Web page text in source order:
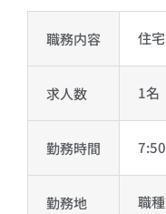
職務内容 住
求人数 1名
勤務時間
勤務地 職